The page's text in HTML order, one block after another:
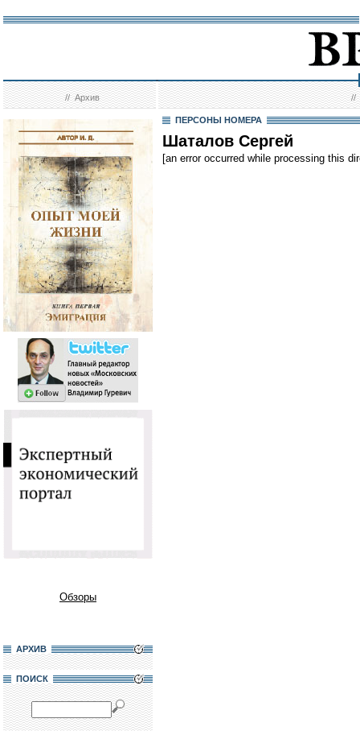
//Архив //
Обзоры
АРХИВ
ПОИСК
ПЕРСОНЫ НОМЕРА
Шаталов Сергей
[an error occurred while processing this